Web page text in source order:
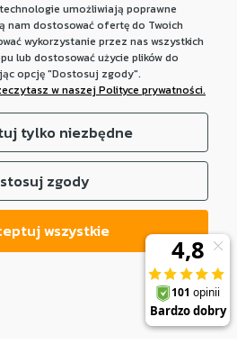
umożliwiają poprawne
nam dostosować ofertę do Twoich
wykorzystanie przez nas wszystkich
lub dostosować użycie plików do
opcję "Dostosuj zgody".
w naszej Polityce prywatności.
tylko niezbędne
zgody
wszystkie